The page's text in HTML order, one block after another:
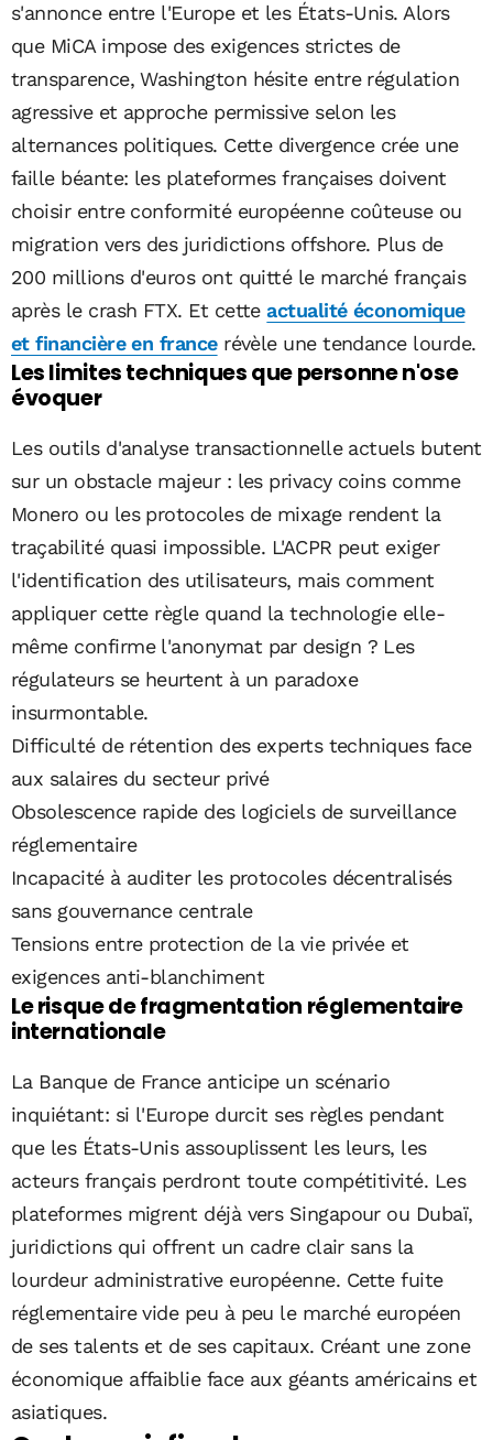
s'annonce entre l'Europe et les États-Unis. Alors
que MiCA impose des exigences strictes de
transparence, Washington hésite entre régulation
agressive et approche permissive selon les
alternances politiques. Cette divergence crée une
faille béante: les plateformes françaises doivent
choisir entre conformité européenne coûteuse ou
migration vers des juridictions offshore. Plus de
200 millions d'euros ont quitté le marché français
après le crash FTX. Et cetteactualité économique
et financière en francerévèle une tendance lourde.
Les limites techniques que personne n'ose
évoquer
Les outils d'analyse transactionnelle actuels butent
sur un obstacle majeur : les privacy coins comme
Monero ou les protocoles de mixage rendent la
traçabilité quasi impossible. L'ACPR peut exiger
l'identification des utilisateurs, mais comment
appliquer cette règle quand la technologie elle-
même confirme l'anonymat par design ? Les
régulateurs se heurtent à un paradoxe
insurmontable.
Difficulté de rétention des experts techniques face
aux salaires du secteur privé
Obsolescence rapide des logiciels de surveillance
réglementaire
Incapacité à auditer les protocoles décentralisés
sans gouvernance centrale
Tensions entre protection de la vie privée et
exigences anti-blanchiment
Le risque de fragmentation réglementaire
internationale
La Banque de France anticipe un scénario
inquiétant: si l'Europe durcit ses règles pendant
que les États-Unis assouplissent les leurs, les
acteurs français perdront toute compétitivité. Les
plateformes migrent déjà vers Singapour ou Dubaï,
juridictions qui offrent un cadre clair sans la
lourdeur administrative européenne. Cette fuite
réglementaire vide peu à peu le marché européen
de ses talents et de ses capitaux. Créant une zone
économique affaiblie face aux géants américains et
asiatiques.